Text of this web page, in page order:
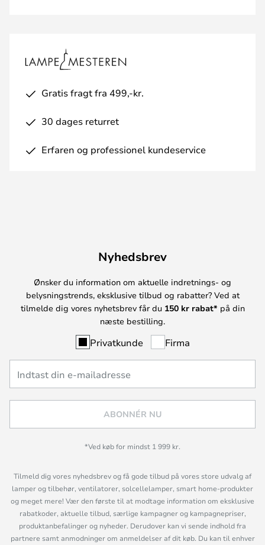
Gratis fragt fra 499,-kr.
30 dages returret
Erfaren og professionel kundeservice
Nyhedsbrev
Ønsker du information om aktuelle indretnings- og
belysningstrends, eksklusive tilbud og rabatter? Ved at
tilmelde dig vores nyhetsbrev får du 150 kr rabat* på din
næste bestilling.
Privatkunde Firma
ABONNÉR NU
*Ved køb for mindst 1 999 kr.
Tilmeld dig vores nyhedsbrev og få gode tilbud på vores store udvalg af
lamper og tilbehør, ventilatorer, solcellelamper, smart home-produkter
og meget mere! Vær den første til at modtage information om eksklusive
rabatkoder, aktuelle tilbud, særlige kampagner og kampagnepriser,
produktanbefalinger og nyheder. Derudover kan vi sende indhold fra
partnere samt anmodninger om anmeldelser af dit køb. Du kan til enhver